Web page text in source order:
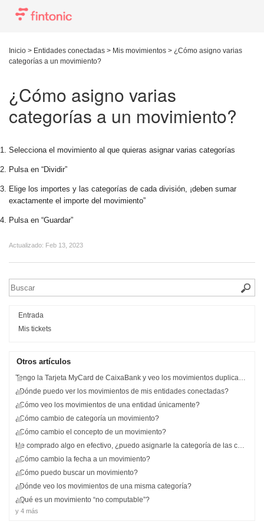
Inicio > Entidades conectadas > Mis movimientos > ¿Cómo asigno varias
categorías a un movimiento?
¿Cómo asigno varias
categorías a un movimiento?
Selecciona el movimiento al que quieras asignar varias categorías
Pulsa en “Dividir”
Elige los importes y las categorías de cada división, ¡deben sumar
exactamente el importe del movimiento”
Pulsa en “Guardar”
Actualizado: Feb 13, 2023
Entrada
Mis tickets
Otros artí­culos
Tengo la Tarjeta MyCard de CaixaBank y veo los movimientos duplicados
¿Dónde puedo ver los movimientos de mis entidades conectadas?
¿Cómo veo los movimientos de una entidad únicamente?
¿Cómo cambio de categoría un movimiento?
¿Cómo cambio el concepto de un movimiento?
He comprado algo en efectivo, ¿puedo asignarle la categoría de las compras que he hecho?
¿Cómo cambio la fecha a un movimiento?
¿Cómo puedo buscar un movimiento?
¿Dónde veo los movimientos de una misma categoría?
¿Qué es un movimiento “no computable”?
y 4 más